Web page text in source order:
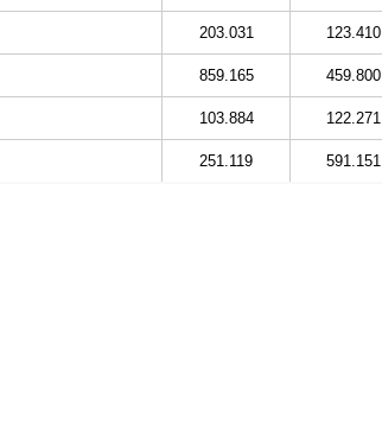
203.031 123.410
859.165 459.800
103.884 122.271
251.119 591.151